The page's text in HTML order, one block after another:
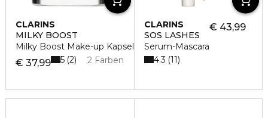
CLARINS
MILKY BOOST
Milky Boost Make-up Kapseln
€ 37,99 2 Farben
5 2
CLARINS
SOS LASHES
Serum-Mascara
€ 43,99
4.3 11